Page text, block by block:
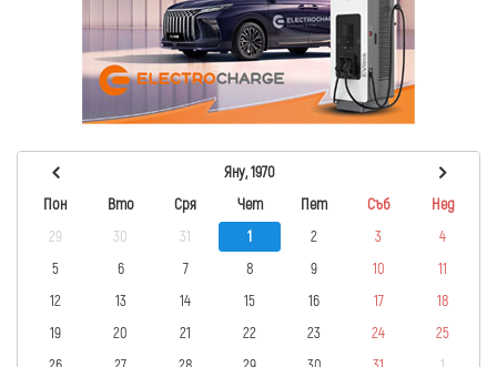
Яну, 1970
Пон
Вто Сря Чет Пет Съб
Нед
29
30 31 1 2 3
4
5
6 7 8 9 10
11
12
13 14 15 16 17
18
19
20 21 22 23 24
25